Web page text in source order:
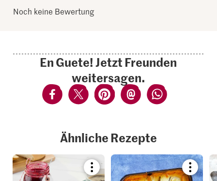
Noch keine Bewertung
En Guete! Jetzt Freunden
weitersagen.
Ähnliche Rezepte
Bookmark
recipe
recipe